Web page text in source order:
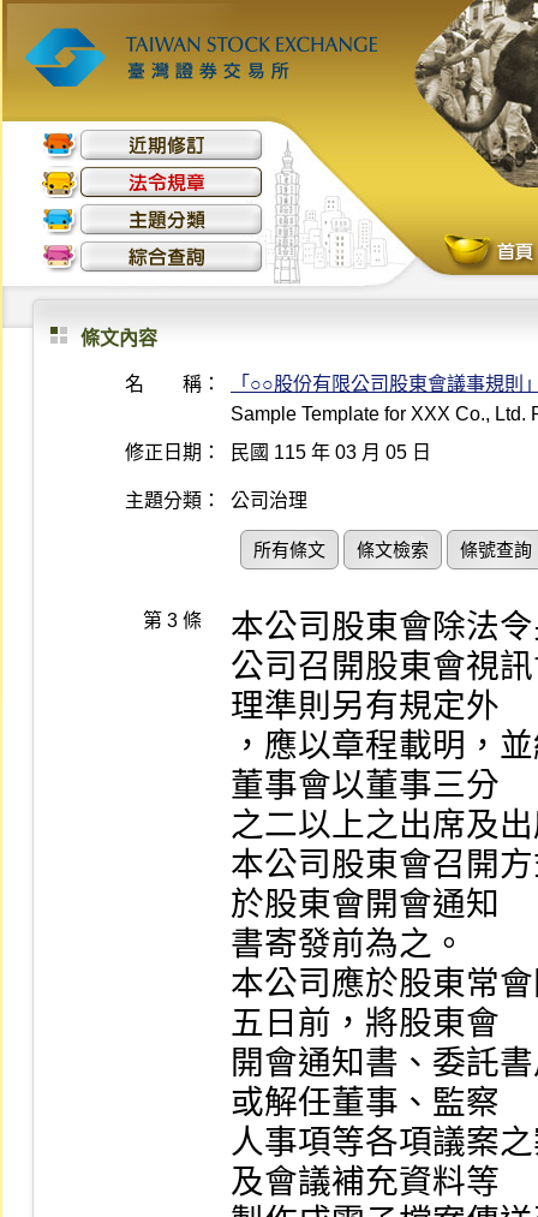
條文內容
名 稱：
「○○股份有限公司股東會議事規則
Sample Template for XXX Co.,
修正日期：
民國 115 年 03 月 05 日
主題分類： 公司治理
所有條文 條文檢索 條號查詢
第 3 條
本公司股東會除法
公司召開股東會視
理準則另有規定外
，應以章程載明，
董事會以董事三分
之二以上之出席及
本公司股東會召開
於股東會開會通知
書寄發前為之。
本公司應於股東常
五日前，將股東會
開會通知書、委託
或解任董事、監察
人事項等各項議案
及會議補充資料等